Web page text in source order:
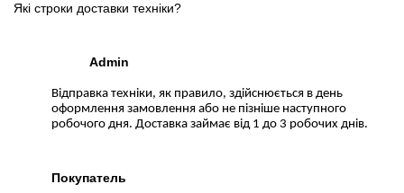
Які строки доставки техніки?
Admin
Відправка техніки, як правило, здійснюється в день
оформлення замовлення або не пізніше наступного
робочого дня. Доставка займає від 1 до 3 робочих днів.
Покупатель